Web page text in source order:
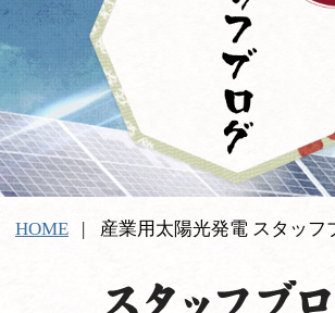
HOME 産業用太陽光発電 スタッフ